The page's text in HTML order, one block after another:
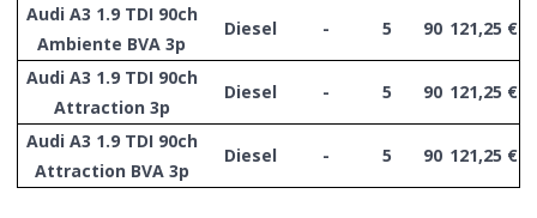
Audi A3 1.9 TDI 90ch
Ambiente BVA 3p
Diesel - 5 90 121,25 €
Audi A3 1.9 TDI 90ch
Attraction 3p
Diesel - 5 90 121,25 €
Audi A3 1.9 TDI 90ch
Attraction BVA 3p
Diesel - 5 90 121,25 €